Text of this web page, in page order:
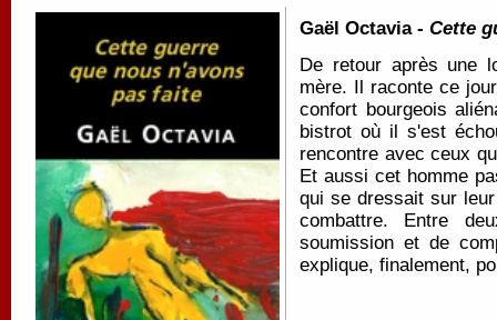
Gaël Octavia - Cette
De retour après une
mère. Il raconte ce
confort bourgeois
bistrot où il s'est
rencontre avec ceux
Et aussi cet homme
qui se dressait sur
combattre. Entre
soumission et de
explique, finalement,